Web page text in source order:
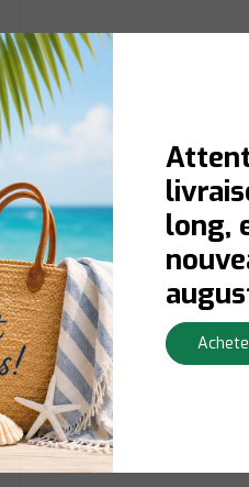
Niet op voorraad:
disponibilité du stock
€8,90
long,